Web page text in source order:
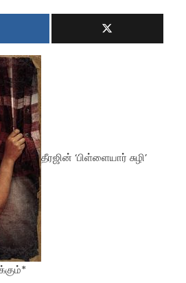
தீரஜின் ‘பிள்ளையார் சுழி’